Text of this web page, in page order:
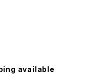
available